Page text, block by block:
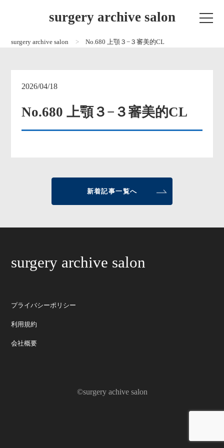
surgery archive salon
surgery archive salon No.680 上顎３−３審美的CL
2026/04/18
No.680 上顎３−３審美的CL
新着記事一覧へ
surgery archive salon
プライバシーポリシー
利用規約
会社概要
©surgery achive salon